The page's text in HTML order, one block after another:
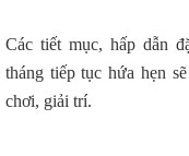
Các tiết mục, hấp dẫn
tháng tiếp tục hứa hẹn
chơi, giải trí.